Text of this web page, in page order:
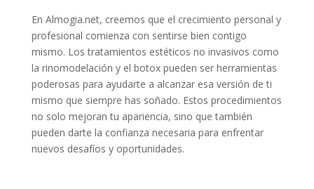
En Almogia.net, creemos que el crecimiento personal y
profesional comienza con sentirse bien contigo
mismo. Los tratamientos estéticos no invasivos como
la rinomodelación y el botox pueden ser herramientas
poderosas para ayudarte a alcanzar esa versión de ti
mismo que siempre has soñado. Estos procedimientos
no solo mejoran tu apariencia, sino que también
pueden darte la confianza necesaria para enfrentar
nuevos desafíos y oportunidades.